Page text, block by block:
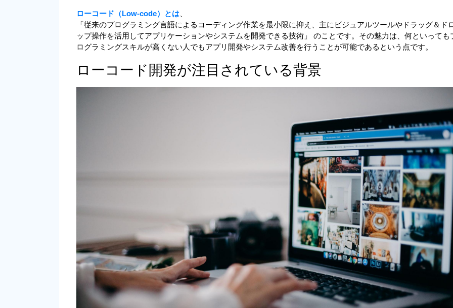
ローコード（Low-code）とは
「従来のプログラミング言語によるコーディング作業を最小限に抑え、主にビジュアルツールやドラッグ＆ド
ップ操作を活用してアプリケーションやシステムを開発できる技術」 のことです。その魅力は、何といっても
ログラミングスキルが高くない人でもアプリ開発やシステム改善を行うことが可能であるという点です。
ローコード開発が注目されている背景